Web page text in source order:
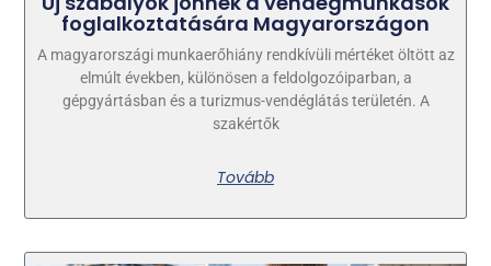
foglalkoztatására Magyarországon
A magyarországi munkaerőhiány rendkívüli mértéket öltött az
elmúlt években, különösen a feldolgozóiparban, a
gépgyártásban és a turizmus-vendéglátás területén. A
szakértők
Tovább